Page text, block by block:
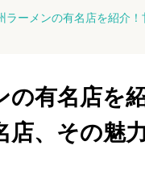
ラーメンの有名店を紹介
の有名店を
店、その魅